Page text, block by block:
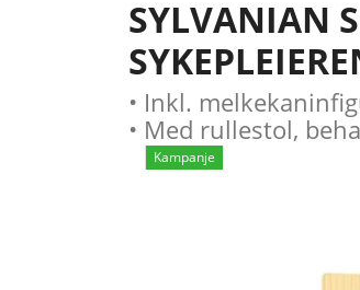
SYLVANIAN
• Inkl.
• Med rullestol,
Kampanje